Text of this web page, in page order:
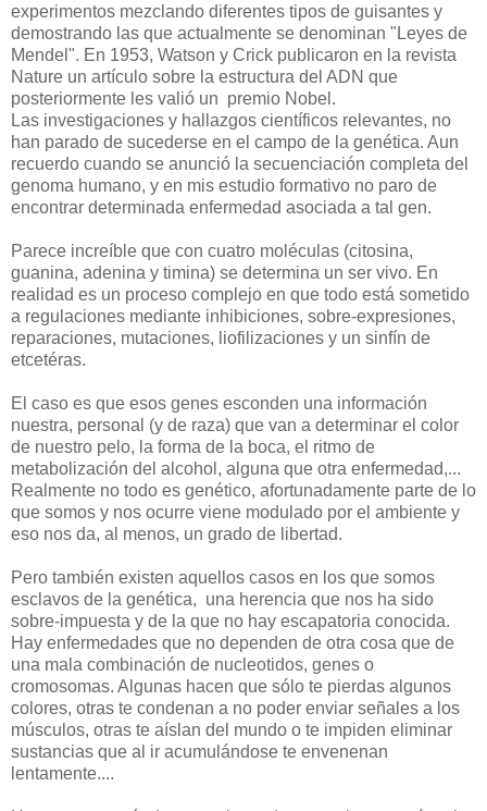
experimentos mezclando diferentes tipos de guisantes y
demostrando las que actualmente se denominan "Leyes de
Mendel". En 1953, Watson y Crick publicaron en la revista
Nature un artículo sobre la estructura del ADN que
posteriormente les valió un premio Nobel.
Las investigaciones y hallazgos científicos relevantes, no
han parado de sucederse en el campo de la genética. Aun
recuerdo cuando se anunció la secuenciación completa del
genoma humano, y en mis estudio formativo no paro de
encontrar determinada enfermedad asociada a tal gen.
Parece increíble que con cuatro moléculas (citosina,
guanina, adenina y timina) se determina un ser vivo. En
realidad es un proceso complejo en que todo está sometido
a regulaciones mediante inhibiciones, sobre-expresiones,
reparaciones, mutaciones, liofilizaciones y un sinfín de
etcetéras.
El caso es que esos genes esconden una información
nuestra, personal (y de raza) que van a determinar el color
de nuestro pelo, la forma de la boca, el ritmo de
metabolización del alcohol, alguna que otra enfermedad,...
Realmente no todo es genético, afortunadamente parte de lo
que somos y nos ocurre viene modulado por el ambiente y
eso nos da, al menos, un grado de libertad.
Pero también existen aquellos casos en los que somos
esclavos de la genética, una herencia que nos ha sido
sobre-impuesta y de la que no hay escapatoria conocida.
Hay enfermedades que no dependen de otra cosa que de
una mala combinación de nucleotidos, genes o
cromosomas. Algunas hacen que sólo te pierdas algunos
colores, otras te condenan a no poder enviar señales a los
músculos, otras te aíslan del mundo o te impiden eliminar
sustancias que al ir acumulándose te envenenan
lentamente....